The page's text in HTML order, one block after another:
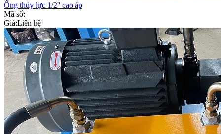
Ống thủy lực 1/2'' cao áp
Mã số:
Giá:Liên hệ